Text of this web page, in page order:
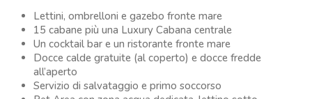
Lettini, ombrelloni e gazebo fronte mare
15 cabane più una Luxury Cabana centrale
Un cocktail bar e un ristorante fronte mare
Docce calde gratuite (al coperto) e docce fredde
all’aperto
Servizio di salvataggio e primo soccorso